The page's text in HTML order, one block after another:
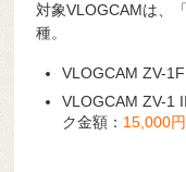
対象VLOGCAMは、
種。
VLOGCAM ZV-
VLOGCAM ZV-1
ク金額： 15,000円